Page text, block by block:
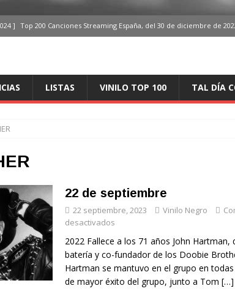
] Top 200 Canciones Streaming España, del 30 de diciembre de
LISTAS VINILO TOP 100 TAL DÍA
22 de septiembre
22 septiembre, 2023 Vinilo Negro
desactivados
2022 Fallece a los 71 años John Hartman,
batería y co-fundador de los Doobie
Hartman se mantuvo en el grupo en
de mayor éxito del grupo, junto a Tom […]